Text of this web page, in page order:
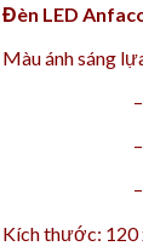
Đèn LED
Màu ánh sáng
–
–
–
Kích thước: 120